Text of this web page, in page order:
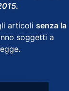
articoli senza la
soggetti a